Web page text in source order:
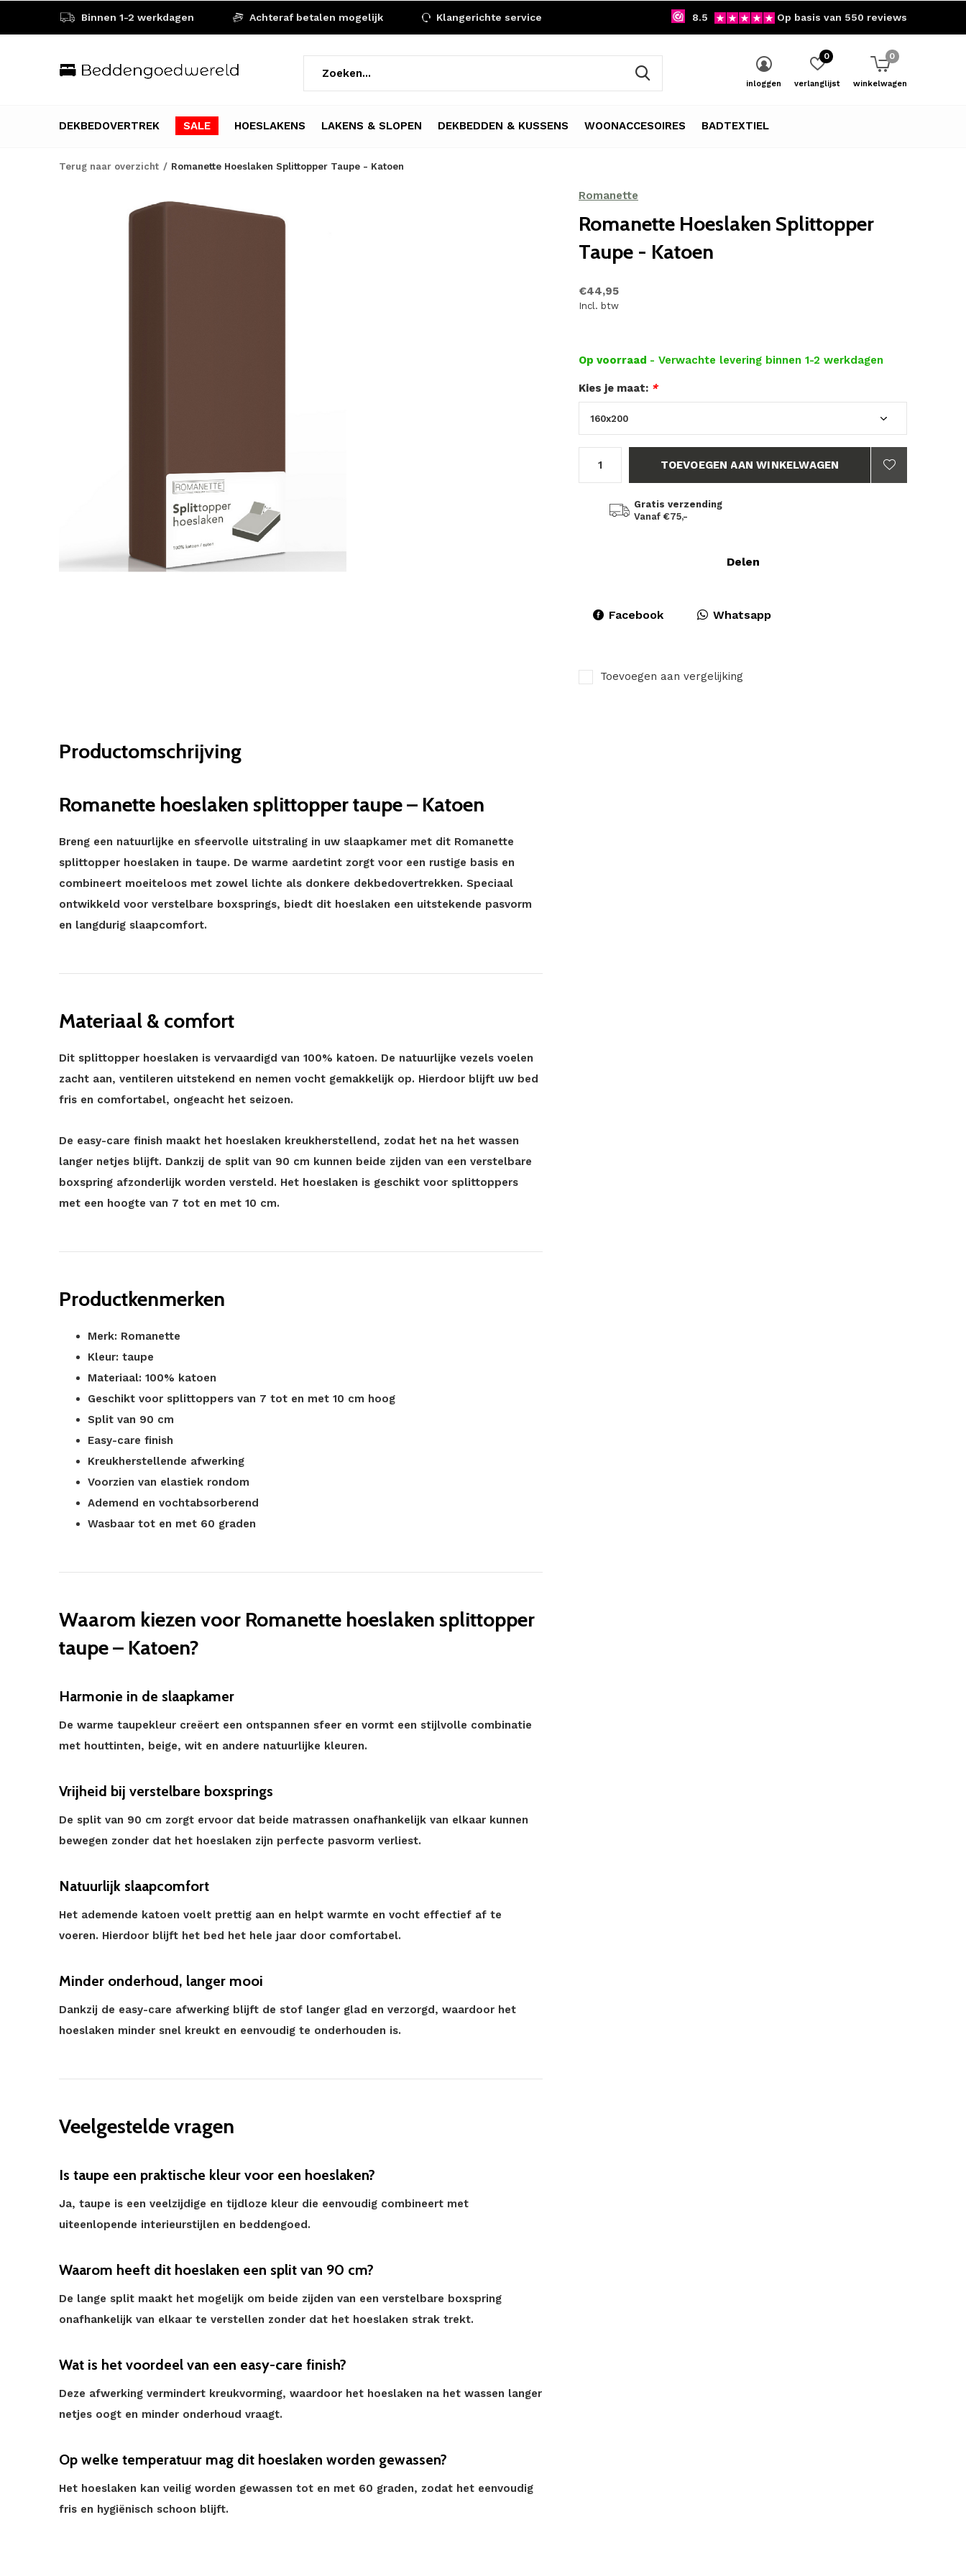
DEKBEDOVERTREK SALE HOESLAKENS LAKENS & SLOPEN DEKBEDDEN & KUSSENS WOONACCESOIRES BADTEXTIEL
inloggen verlanglijst
0
winkelwagen
0
Binnen 1-2 werkdagen Achteraf betalen mogelijk Klangerichte service 8.5 Op basis van 550 reviews
Terug naar overzicht Romanette Hoeslaken Splittopper Taupe - Katoen
Romanette
Romanette Hoeslaken Splittopper
Taupe - Katoen
€44,95
Incl. btw
Op voorraad - Verwachte levering binnen 1-2 werkdagen
Kies je maat: *
TOEVOEGEN AAN WINKELWAGEN
Gratis verzending
Vanaf €75,-
Delen
Facebook Whatsapp
Toevoegen aan vergelijking
Productomschrijving
Romanette hoeslaken splittopper taupe – Katoen
Breng een natuurlijke en sfeervolle uitstraling in uw slaapkamer met dit Romanette
splittopper hoeslaken in taupe. De warme aardetint zorgt voor een rustige basis en
combineert moeiteloos met zowel lichte als donkere dekbedovertrekken. Speciaal
ontwikkeld voor verstelbare boxsprings, biedt dit hoeslaken een uitstekende pasvorm
en langdurig slaapcomfort.
Materiaal & comfort
Dit splittopper hoeslaken is vervaardigd van 100% katoen. De natuurlijke vezels voelen
zacht aan, ventileren uitstekend en nemen vocht gemakkelijk op. Hierdoor blijft uw bed
fris en comfortabel, ongeacht het seizoen.
De easy-care finish maakt het hoeslaken kreukherstellend, zodat het na het wassen
langer netjes blijft. Dankzij de split van 90 cm kunnen beide zijden van een verstelbare
boxspring afzonderlijk worden versteld. Het hoeslaken is geschikt voor splittoppers
met een hoogte van 7 tot en met 10 cm.
Productkenmerken
Merk: Romanette
Kleur: taupe
Materiaal: 100% katoen
Geschikt voor splittoppers van 7 tot en met 10 cm hoog
Split van 90 cm
Easy-care finish
Kreukherstellende afwerking
Voorzien van elastiek rondom
Ademend en vochtabsorberend
Wasbaar tot en met 60 graden
Waarom kiezen voor Romanette hoeslaken splittopper
taupe – Katoen?
Harmonie in de slaapkamer
De warme taupekleur creëert een ontspannen sfeer en vormt een stijlvolle combinatie
met houttinten, beige, wit en andere natuurlijke kleuren.
Vrijheid bij verstelbare boxsprings
De split van 90 cm zorgt ervoor dat beide matrassen onafhankelijk van elkaar kunnen
bewegen zonder dat het hoeslaken zijn perfecte pasvorm verliest.
Natuurlijk slaapcomfort
Het ademende katoen voelt prettig aan en helpt warmte en vocht effectief af te
voeren. Hierdoor blijft het bed het hele jaar door comfortabel.
Minder onderhoud, langer mooi
Dankzij de easy-care afwerking blijft de stof langer glad en verzorgd, waardoor het
hoeslaken minder snel kreukt en eenvoudig te onderhouden is.
Veelgestelde vragen
Is taupe een praktische kleur voor een hoeslaken?
Ja, taupe is een veelzijdige en tijdloze kleur die eenvoudig combineert met
uiteenlopende interieurstijlen en beddengoed.
Waarom heeft dit hoeslaken een split van 90 cm?
De lange split maakt het mogelijk om beide zijden van een verstelbare boxspring
onafhankelijk van elkaar te verstellen zonder dat het hoeslaken strak trekt.
Wat is het voordeel van een easy-care finish?
Deze afwerking vermindert kreukvorming, waardoor het hoeslaken na het wassen langer
netjes oogt en minder onderhoud vraagt.
Op welke temperatuur mag dit hoeslaken worden gewassen?
Het hoeslaken kan veilig worden gewassen tot en met 60 graden, zodat het eenvoudig
fris en hygiënisch schoon blijft.